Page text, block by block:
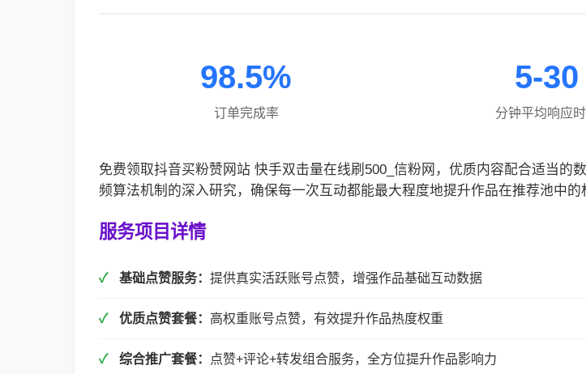
98.5%
订单完成率
5-30
分钟平均响应时
免费领取抖音买粉赞网站 快手双击量在线刷500_信粉网，优质内容配合适当
频算法机制的深入研究，确保每一次互动都能最大程度地提升作品在推荐池中的
服务项目详情
基础点赞服务： 提供真实活跃账号点赞，增强作品基础互动数据
优质点赞套餐： 高权重账号点赞，有效提升作品热度权重
综合推广套餐： 点赞+评论+转发组合服务，全方位提升作品影响力